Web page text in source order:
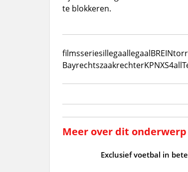
te blokkeren.
filmsseriesillegaallegaalBREIN
BayrechtszaakrechterKPNXS4all
Meer over dit onderwerp
Exclusief voetbal in